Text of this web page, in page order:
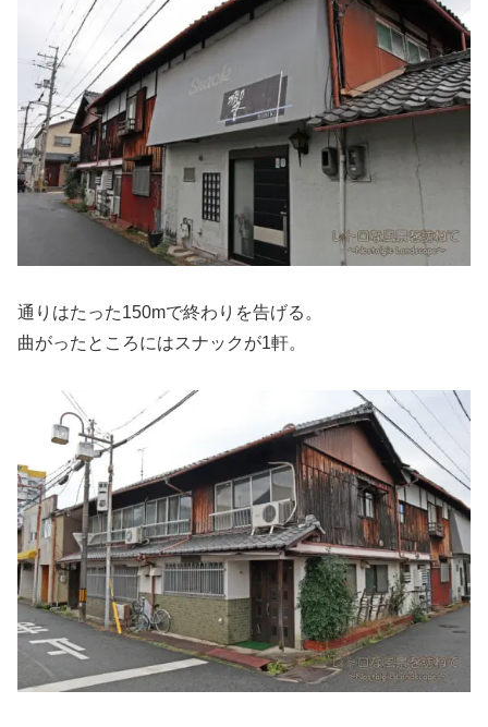
通りはたった150mで終わりを告げる。
曲がったところにはスナックが1軒。